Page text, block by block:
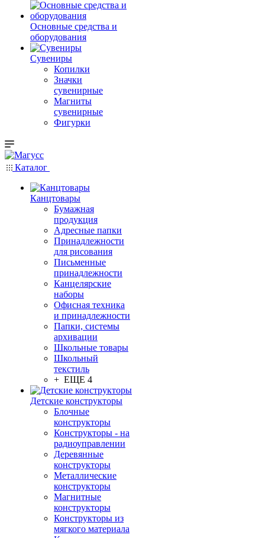
Основные средства и
оборудования
Сувениры
Копилки
Значки
сувенирные
Магниты
сувенирные
Фигурки
Каталог
Канцтовары
Бумажная
продукция
Адресные папки
Принадлежности
для рисования
Письменные
принадлежности
Канцелярские
наборы
Офисная техника
и принадлежности
Папки, системы
архивации
Школьные товары
Школьный
текстиль
+ ЕЩЕ 4
Детские конструкторы
Блочные
конструкторы
Конструкторы - на
радиоуправлении
Деревянные
конструкторы
Металлические
конструкторы
Магнитные
конструкторы
Конструкторы из
мягкого материала